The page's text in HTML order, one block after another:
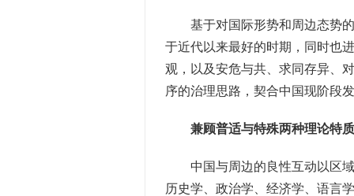
基于对国际形势和周边态势的
于近代以来最好的时期，同时也
观，以及安危与共、求同存异、
序的治理思路，契合中国现阶段
兼顾普适与特殊两种理论特质
中国与周边的良性互动以区域
历史学、政治学、经济学、语言